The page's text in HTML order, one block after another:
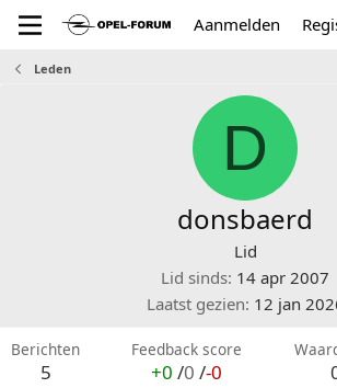
Aanmelden
Leden
D
donsbaerd
Lid
Lid sinds 14 apr 2007
Laatst gezien 12 jan
Berichten
5
Feedback score
+0 /0 /-0